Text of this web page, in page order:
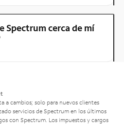
Spectrum cerca de mí
a cambios; solo para nuevos clientes
servicios de Spectrum en los últimos
con Spectrum. Los impuestos y cargos